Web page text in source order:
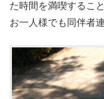
た時間を満喫するこ
お一人様でも同伴者